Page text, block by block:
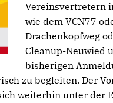
Vereinsvertretern
wie dem VCN77
Drachenkopfweg
Cleanup-Neuwied
bisherigen
zu begleiten. Der
weiterhin unter der